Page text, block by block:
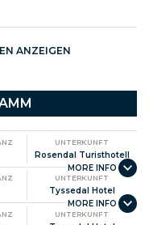
in das idyllische
Ort erkunden, die
wandern, um die
du an einer geführten
des ikonischen
du die
sich Lofthus, umgeben
Bergen. Hier hast
zu wandern,
ANZEIGEN
UNTERKUNFT
Rosendal Turisthotell
UNTERKUNFT
Tyssedal Hotel
UNTERKUNFT